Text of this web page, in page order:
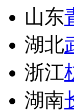
山东
湖北
浙江
湖南